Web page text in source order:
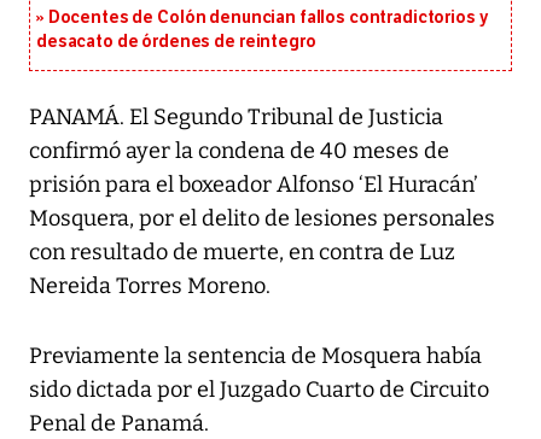
Docentes de Colón denuncian fallos contradictorios y
desacato de órdenes de reintegro
PANAMÁ. El Segundo Tribunal de Justicia
confirmó ayer la condena de 40 meses de
prisión para el boxeador Alfonso ‘El Huracán’
Mosquera, por el delito de lesiones personales
con resultado de muerte, en contra de Luz
Nereida Torres Moreno.
Previamente la sentencia de Mosquera había
sido dictada por el Juzgado Cuarto de Circuito
Penal de Panamá.